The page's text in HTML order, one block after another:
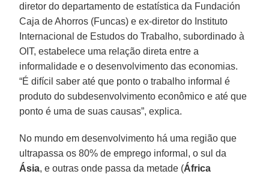
diretor do departamento de estatística da Fundación
Caja de Ahorros (Funcas) e ex-diretor do Instituto
Internacional de Estudos do Trabalho, subordinado à
OIT, estabelece uma relação direta entre a
informalidade e o desenvolvimento das economias.
“É difícil saber até que ponto o trabalho informal é
produto do subdesenvolvimento econômico e até que
ponto é uma de suas causas”, explica.
No mundo em desenvolvimento há uma região que
ultrapassa os 80% de emprego informal, o sul da
Ásia, e outras onde passa da metade (África